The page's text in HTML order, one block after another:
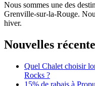
Nous sommes une des
Grenville-sur-la-Rouge.
hiver.
Nouvelles
Quel Chalet choisir
Rocks ?
15% de rabais à